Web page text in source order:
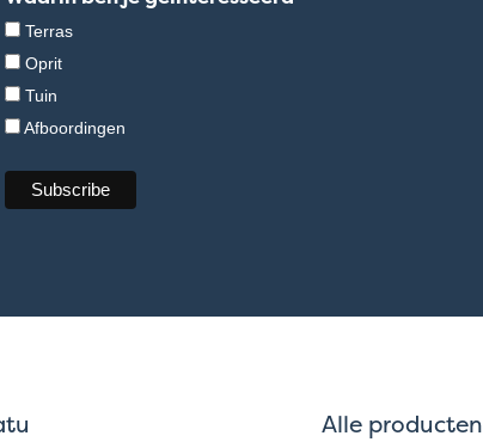
Terras
Oprit
Tuin
Afboordingen
Alle producten